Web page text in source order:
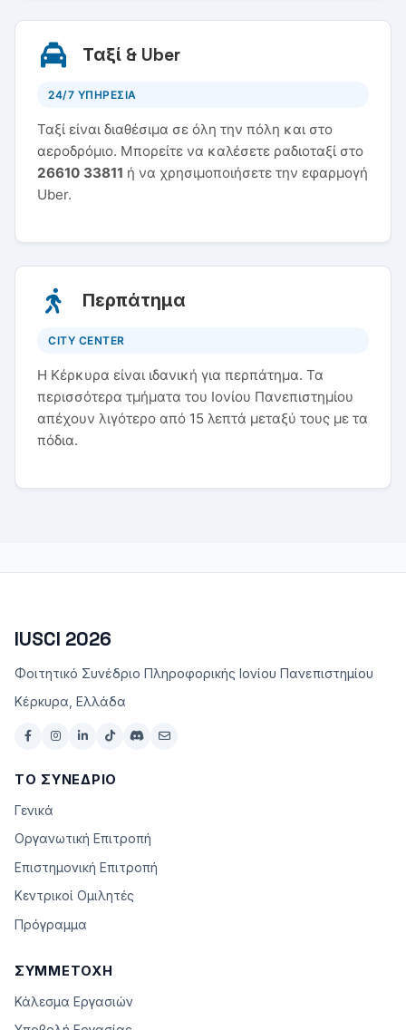
Ταξί & Uber
24/7 ΥΠΗΡΕΣΙΑ
Ταξί είναι διαθέσιμα σε όλη την πόλη και στο
αεροδρόμιο. Μπορείτε να καλέσετε ραδιοταξί στο
26610 33811 ή να χρησιμοποιήσετε την εφαρμογή
Uber.
Περπάτημα
CITY CENTER
Η Κέρκυρα είναι ιδανική για περπάτημα. Τα
περισσότερα τμήματα του Ιονίου Πανεπιστημίου
απέχουν λιγότερο από 15 λεπτά μεταξύ τους με τα
πόδια.
IUSCI 2026
Φοιτητικό Συνέδριο Πληροφορικής Ιονίου Πανεπιστημίου
Κέρκυρα, Ελλάδα
ΤΟ ΣΥΝΈΔΡΙΟ
Γενικά
Οργανωτική Επιτροπή
Επιστημονική Επιτροπή
Κεντρικοί Ομιλητές
Πρόγραμμα
ΣΥΜΜΕΤΟΧΉ
Κάλεσμα Εργασιών